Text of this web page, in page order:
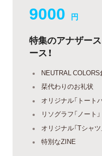
9000 円
特集のアナザー
ース！
NEUTRAL
栞代わりのお礼状
オリジナル「トート
リソグラフ「ノート」
オリジナル「Tシャツ
特別なZINE